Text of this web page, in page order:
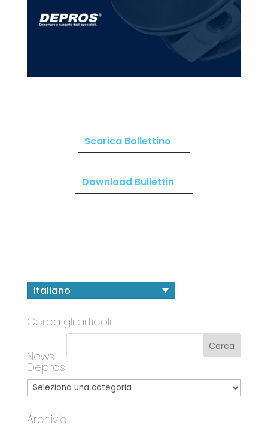
Scarica Bollettino
Download Bullettin
Italiano
Cerca gli articoli
News
Depros
Archivio